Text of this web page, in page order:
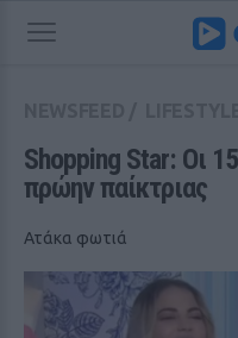
Shopping Star: Οι
πρώην παίκτριας
Ατάκα φωτιά